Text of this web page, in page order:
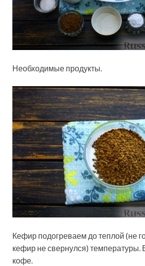
Необходимые продукты.
Кефир подогреваем до теплой (не
кефир не свернулся)
кофе.